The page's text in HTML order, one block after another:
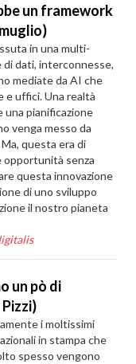
un framework
in una multi-
di dati, interconnesse,
mediate da AI che
e uffici. Una realtà
una pianificazione
venga messo da
questa era di
opportunità senza
questa innovazione
di uno sviluppo
il nostro pianeta
un pò di
i moltissimi
in stampa che
spesso vengono